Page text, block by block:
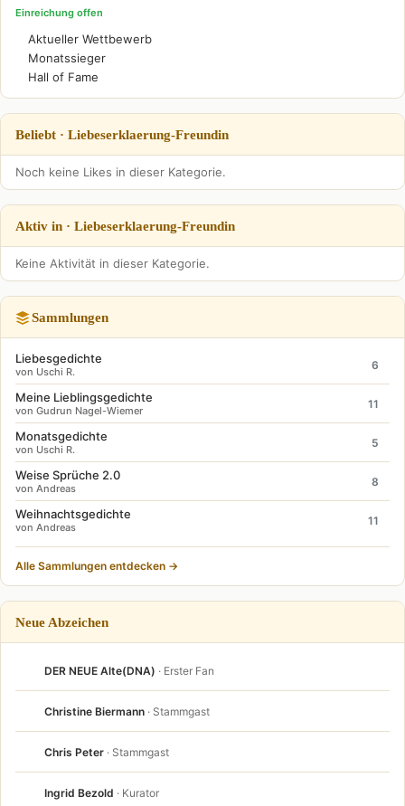
Einreichung offen
Aktueller Wettbewerb
Monatssieger
Hall of Fame
Beliebt · Liebeserklaerung-Freundin
Noch keine Likes in dieser Kategorie.
Aktiv in · Liebeserklaerung-Freundin
Keine Aktivität in dieser Kategorie.
Sammlungen
Liebesgedichte
von Uschi R.
6
Meine Lieblingsgedichte
von Gudrun Nagel-Wiemer
11
Monatsgedichte
von Uschi R.
5
Weise Sprüche 2.0
von Andreas
8
Weihnachtsgedichte
von Andreas
11
Alle Sammlungen entdecken →
Neue Abzeichen
DER NEUE Alte(DNA) · Erster Fan
Christine Biermann · Stammgast
Chris Peter · Stammgast
Ingrid Bezold · Kurator